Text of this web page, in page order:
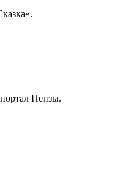
Пензы.